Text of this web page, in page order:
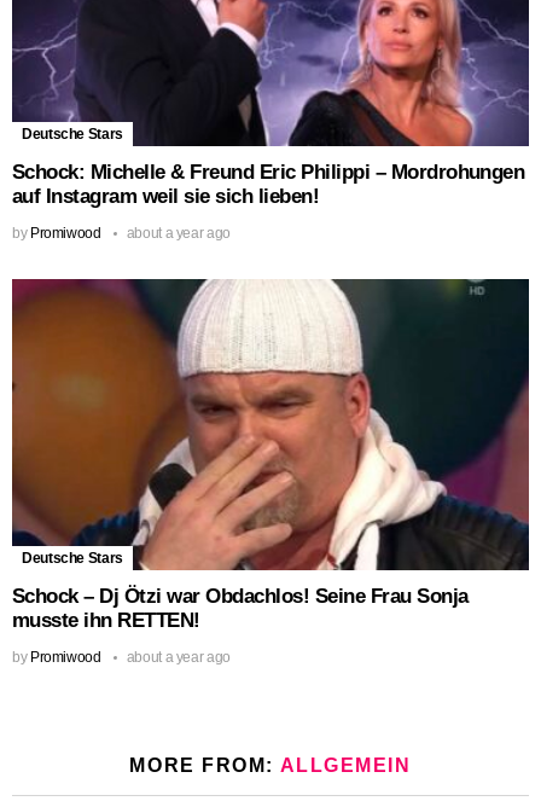
Deutsche Stars
Schock: Michelle & Freund Eric Philippi – Mordrohungen
auf Instagram weil sie sich lieben!
by Promiwood about a year ago
Deutsche Stars
Schock – Dj Ötzi war Obdachlos! Seine Frau Sonja
musste ihn RETTEN!
by Promiwood about a year ago
MORE FROM: ALLGEMEIN